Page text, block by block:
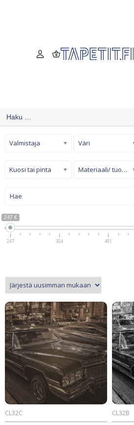
247 €
247 324 401
Valmistaja Väri
Kuosi tai pinta Materiaali/ tuotetyyppi
CL32C CL32B